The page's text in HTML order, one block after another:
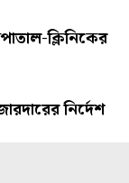
ক্লিনিকের
নির্দেশ